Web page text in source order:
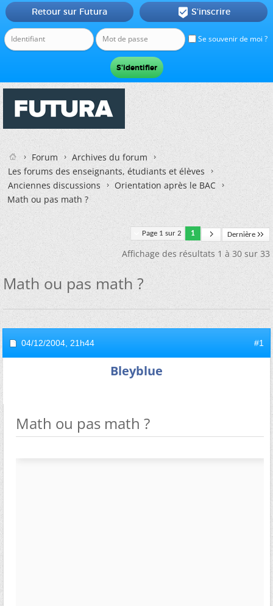
Se souvenir de moi ?
Retour sur Futura  S'inscrire
Forum
Archives du forum
Les forums des enseignants, étudiants et élèves
Anciennes discussions
Orientation après le BAC
Math ou pas math ?
Page 1 sur 2 1 Dernière
Affichage des résultats 1 à 30 sur 33
Math ou pas math ?
04/12/2004, 21h44 #1
Bleyblue
Math ou pas math ?